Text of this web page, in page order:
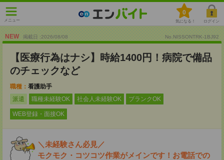
メニュー
0
気になる！ ログイン
NEW 掲載日 :2026/08/08 No.NISSONTRK-1BJ92
【医療行為はナシ】時給1400円！病院で備品
のチェックなど
職種： 看護助手
派遣
職種未経験OK 社会人未経験OK ブランクOK
WEB登録・面接OK
＼未経験さん必見／
モクモク・コツコツ作業がメインです！お電話での